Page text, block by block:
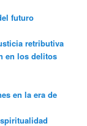
futuro
retributiva
en los delitos
en la era de